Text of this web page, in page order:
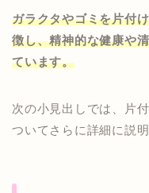
ガラクタやゴミを片付
徴し、精神的な健康や
ています。
次の小見出しでは、片
ついてさらに詳細に説明